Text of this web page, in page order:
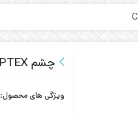
چشم OPTEX کد CDD-40N
ویژگی های محصول: